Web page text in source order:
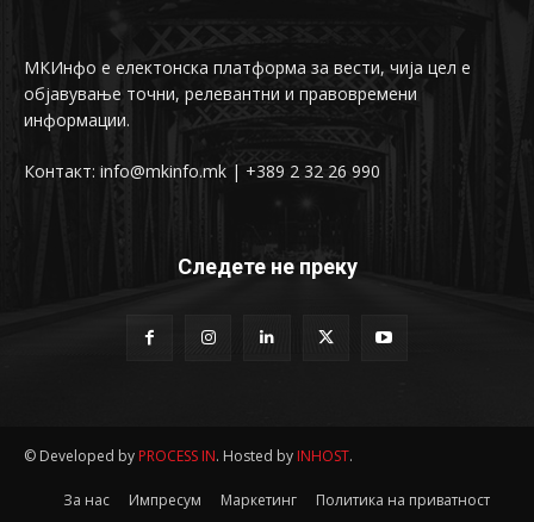
МКИнфо е електонска платформа за вести, чија цел е
објавување точни, релевантни и правовремени
информации.
Контакт: info@mkinfo.mk | +389 2 32 26 990
Следете не преку
© Developed by PROCESS IN. Hosted by INHOST.
За нас Импресум Маркетинг Политика на приватност